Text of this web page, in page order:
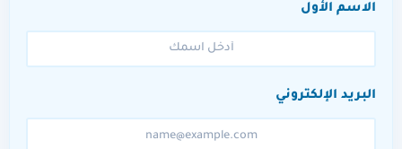
الاسم الأول
البريد الإلكتروني